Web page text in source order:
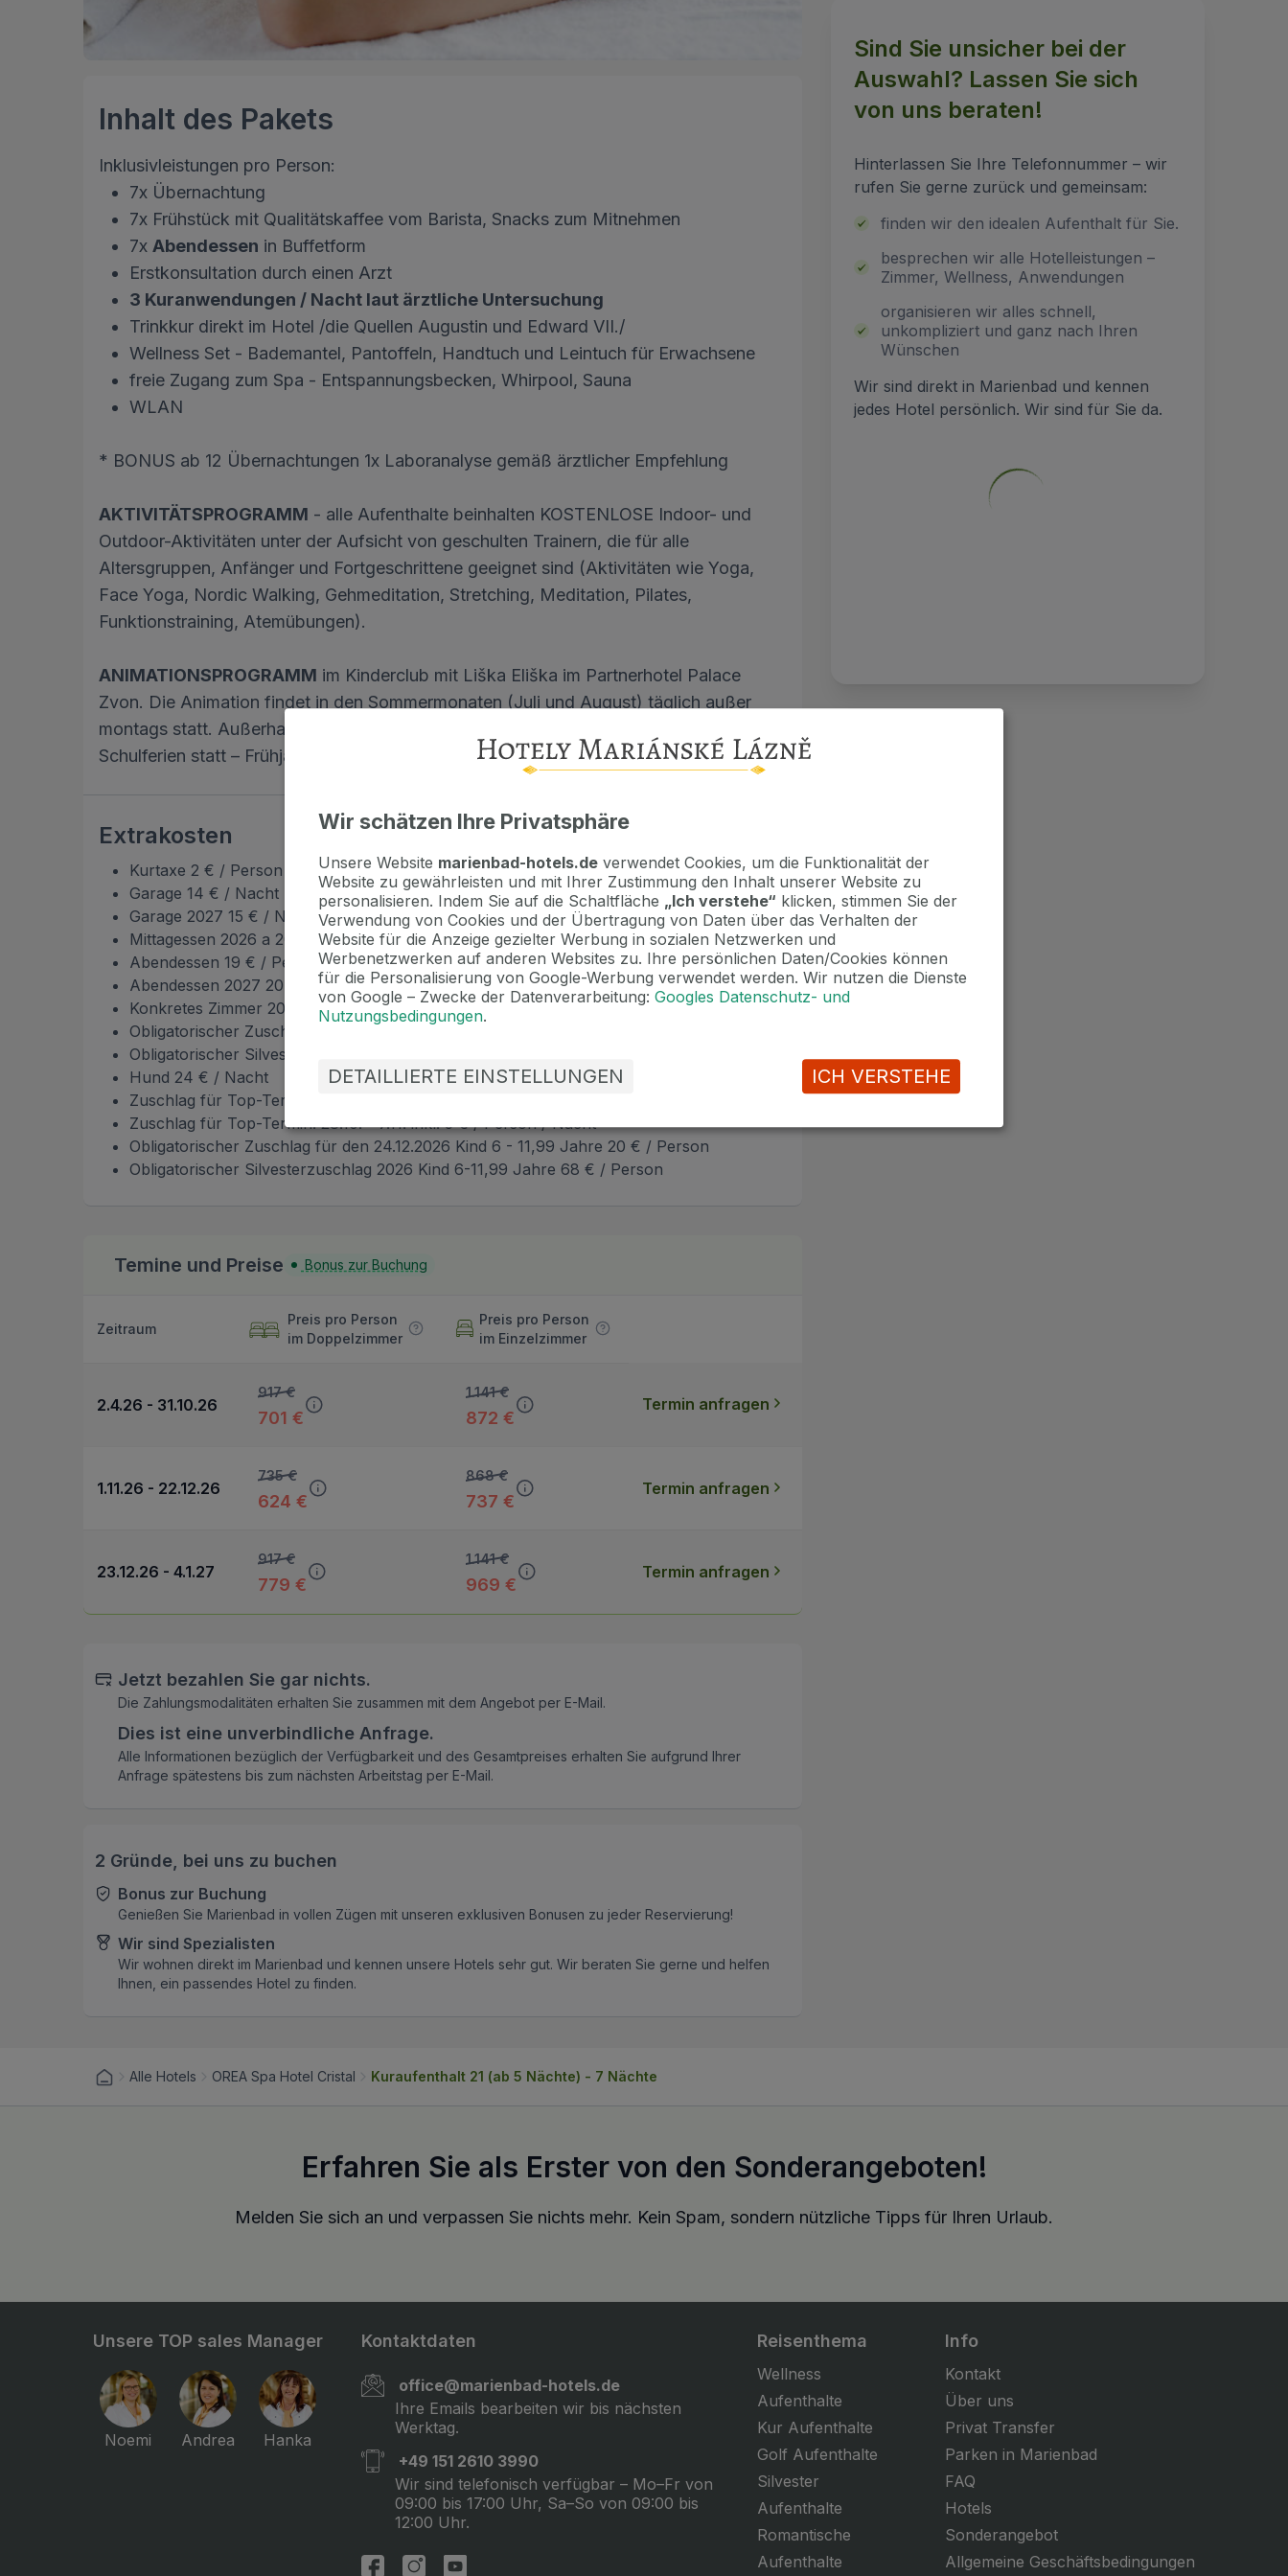
Inhalt des Pakets
Inklusivleistungen pro Person:
7x Übernachtung
7x Frühstück mit Qualitätskaffee vom Barista, Snacks zum Mitnehmen
7x Abendessen in Buffetform
Erstkonsultation durch einen Arzt
3 Kuranwendungen / Nacht laut ärztliche Untersuchung
Trinkkur direkt im Hotel /die Quellen Augustin und Edward VII./
Wellness Set - Bademantel, Pantoffeln, Handtuch und Leintuch für Erwachsene
freie Zugang zum Spa - Entspannungsbecken, Whirpool, Sauna
WLAN
* BONUS ab 12 Übernachtungen 1x Laboranalyse gemäß ärztlicher Empfehlung
AKTIVITÄTSPROGRAMM - alle Aufenthalte beinhalten KOSTENLOSE Indoor- und
Outdoor-Aktivitäten unter der Aufsicht von geschulten Trainern, die für alle
Altersgruppen, Anfänger und Fortgeschrittene geeignet sind (Aktivitäten wie Yoga,
Face Yoga, Nordic Walking, Gehmeditation, Stretching, Meditation, Pilates,
Funktionstraining, Atemübungen).
ANIMATIONSPROGRAMM im Kinderclub mit Liška Eliška im Partnerhotel Palace
Zvon. Die Animation findet in den Sommermonaten (Juli und August) täglich außer
montags statt. Außerhalb der Sommermonate findet die Animation nur während der
Schulferien statt – Frühjahrs-/Herbstferien usw.
Extrakosten
Kurtaxe 2 € / Person / Nacht
Garage 14 € / Nacht
Garage 2027 15 € / Nacht
Mittagessen 2026 a 2027 15 € / Person
Abendessen 19 € / Person
Abendessen 2027 20 € / Person
Konkretes Zimmer 2026 u. 2027 5 € / Zimmer / Nacht
Obligatorischer Zuschlag für den 24.12.2026 40 € / Person
Obligatorischer Silvesterzuschlag 2026 135 € / Person
Hund 24 € / Nacht
Zuschlag für Top-Termin: 25.12. bis 30.12. inkl. 10 € / Person / Nacht
Zuschlag für Top-Termin: 28.10. - 7.11. inkl. 5 € / Person / Nacht
Obligatorischer Zuschlag für den 24.12.2026 Kind 6 - 11,99 Jahre 20 € / Person
Obligatorischer Silvesterzuschlag 2026 Kind 6-11,99 Jahre 68 € / Person
Temine und Preise Bonus zur Buchung
Zeitraum
Preis pro Person
im Doppelzimmer
Preis pro Person
im Einzelzimmer
2.4.26 - 31.10.26
917 €
701 €
1.141 €
872 €
Termin anfragen
1.11.26 - 22.12.26
735 €
624 €
868 €
737 €
Termin anfragen
23.12.26 - 4.1.27
917 €
779 €
1.141 €
969 €
Termin anfragen
Sind Sie unsicher bei der
Auswahl? Lassen Sie sich
von uns beraten!
Hinterlassen Sie Ihre Telefonnummer – wir
rufen Sie gerne zurück und gemeinsam:
finden wir den idealen Aufenthalt für Sie.
besprechen wir alle Hotelleistungen –
Zimmer, Wellness, Anwendungen
organisieren wir alles schnell,
unkompliziert und ganz nach Ihren
Wünschen
Wir sind direkt in Marienbad und kennen
jedes Hotel persönlich. Wir sind für Sie da.
Jetzt bezahlen Sie gar nichts.
Die Zahlungsmodalitäten erhalten Sie zusammen mit dem Angebot per E-Mail.
Dies ist eine unverbindliche Anfrage.
Alle Informationen bezüglich der Verfügbarkeit und des Gesamtpreises erhalten Sie aufgrund Ihrer
Anfrage spätestens bis zum nächsten Arbeitstag per E-Mail.
2 Gründe, bei uns zu buchen
Bonus zur Buchung
Genießen Sie Marienbad in vollen Zügen mit unseren exklusiven Bonusen zu jeder Reservierung!
Wir sind Spezialisten
Wir wohnen direkt im Marienbad und kennen unsere Hotels sehr gut. Wir beraten Sie gerne und helfen
Ihnen, ein passendes Hotel zu finden.
Alle Hotels OREA Spa Hotel Cristal Kuraufenthalt 21 (ab 5 Nächte) - 7 Nächte
Erfahren Sie als Erster von den Sonderangeboten!
Melden Sie sich an und verpassen Sie nichts mehr. Kein Spam, sondern nützliche Tipps für Ihren Urlaub.
Unsere TOP sales Manager
Noemi Andrea Hanka
Kontaktdaten
office@marienbad-hotels.de
Ihre Emails bearbeiten wir bis nächsten
Werktag.
+49 151 2610 3990
Wir sind telefonisch verfügbar – Mo–Fr von
09:00 bis 17:00 Uhr, Sa–So von 09:00 bis
12:00 Uhr.
Reisenthema
Wellness
Aufenthalte
Kur Aufenthalte
Golf Aufenthalte
Silvester
Aufenthalte
Romantische
Aufenthalte
Info
Kontakt
Über uns
Privat Transfer
Parken in Marienbad
FAQ
Hotels
Sonderangebot
Allgemeine Geschäftsbedingungen
Wir schätzen Ihre Privatsphäre
Unsere Website marienbad-hotels.de verwendet Cookies, um die Funktionalität der
Website zu gewährleisten und mit Ihrer Zustimmung den Inhalt unserer Website zu
personalisieren. Indem Sie auf die Schaltfläche „Ich verstehe“ klicken, stimmen Sie der
Verwendung von Cookies und der Übertragung von Daten über das Verhalten der
Website für die Anzeige gezielter Werbung in sozialen Netzwerken und
Werbenetzwerken auf anderen Websites zu. Ihre persönlichen Daten/Cookies können
für die Personalisierung von Google-Werbung verwendet werden. Wir nutzen die Dienste
von Google – Zwecke der Datenverarbeitung: Googles Datenschutz- und
Nutzungsbedingungen.
DETAILLIERTE EINSTELLUNGEN ICH VERSTEHE